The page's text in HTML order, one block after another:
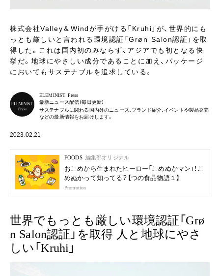
株式会社Valley＆Windが手がける「Kruhi」が、世界的にも
っとも厳しいと言われる環境認証「Grøn Salon認証」を取
得した。これは国内初のみならず、アジアでも初となる快
挙だ。地球にやさしい成分であることに加え、パッケージ
においてもサステナブルを追求している。
ELEMINIST Press
最新ニュース配信（毎日更新）
サステナブルに関わる国内外のニュース、ブランド紹介、イベントや製品発売
などの最新情報をお届けします。
2023.02.21
FOODS 編集部オリジナル
おこめから生まれたヒーロー「こめぬかマン」！こ
めぬかって知ってる？【つの食品物語１】
Promotion
世界でもっとも厳しい環境認証「Grø
n Salon認証」を取得 人と地球にやさ
しい「Kruhi」